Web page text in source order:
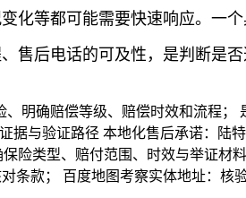
化等都可能需要快速响应。一
售后电话的可及性，是判断是否
明确赔偿等级、赔偿时效和流程
据与验证路径 本地化售后承诺：
险类型、赔付范围、时效与举证材
条款； 百度地图考察实体地址：核